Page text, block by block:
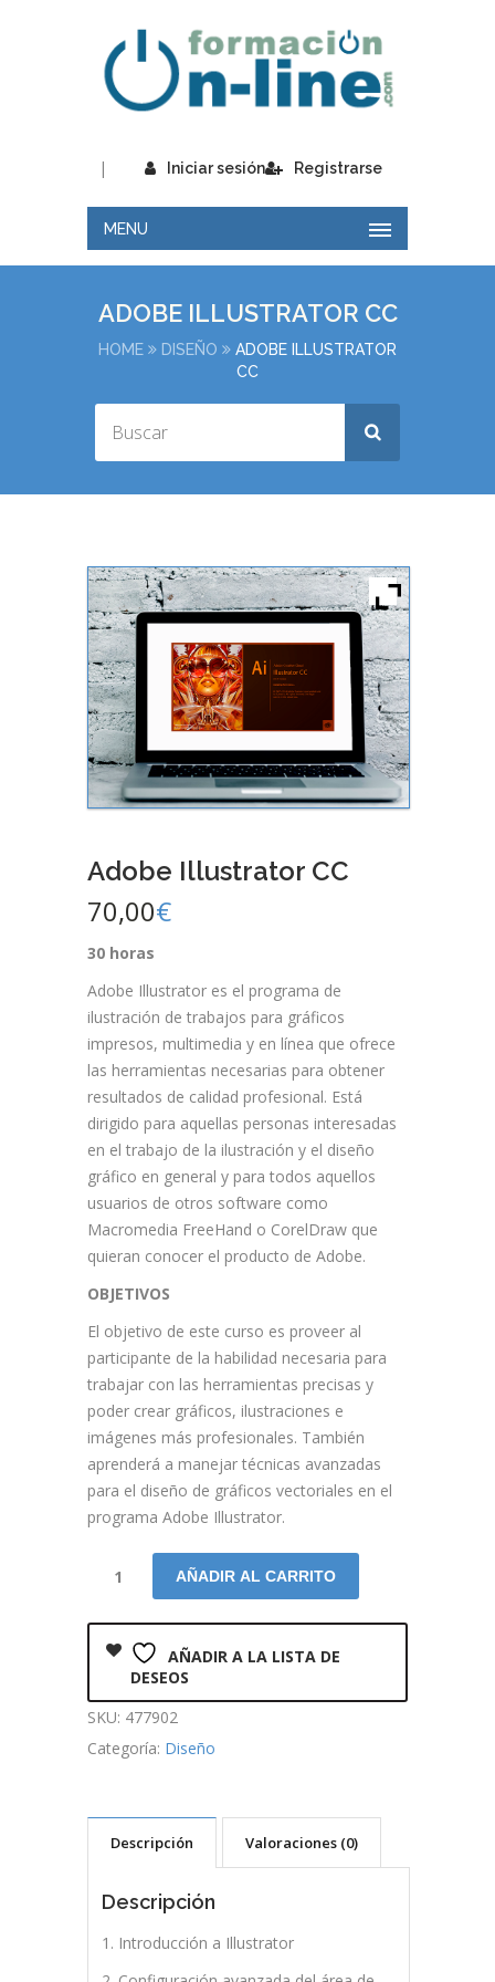
Iniciar sesión
| Registrarse
MENU
ADOBE ILLUSTRATOR CC
HOME DISEÑO
ADOBE ILLUSTRATOR
CC
Adobe Illustrator CC
70,00€
30 horas
Adobe Illustrator es el programa de
ilustración de trabajos para gráficos
impresos, multimedia y en línea que ofrece
las herramientas necesarias para obtener
resultados de calidad profesional. Está
dirigido para aquellas personas interesadas
en el trabajo de la ilustración y el diseño
gráfico en general y para todos aquellos
usuarios de otros software como
Macromedia FreeHand o CorelDraw que
quieran conocer el producto de Adobe.
OBJETIVOS
El objetivo de este curso es proveer al
participante de la habilidad necesaria para
trabajar con las herramientas precisas y
poder crear gráficos, ilustraciones e
imágenes más profesionales. También
aprenderá a manejar técnicas avanzadas
para el diseño de gráficos vectoriales en el
programa Adobe Illustrator.
AÑADIR AL CARRITO
AÑADIR A LA LISTA DE
DESEOS
SKU: 477902
Categoría: Diseño
Descripción Valoraciones (0)
Descripción
1. Introducción a Illustrator